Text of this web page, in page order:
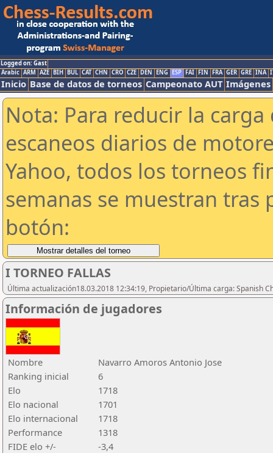
Logged on: Gast
Arabic ARM AZE BIH BUL CAT CHN CRO CZE DEN ENG ESP FAI FIN FRA GER GRE INA
Inicio Base de datos de torneos Campeonato AUT Imágenes
Nota: Para reducir la
escaneos diarios de
Yahoo, todos los torneos
semanas se muestran tras
botón:
I TORNEO FALLAS
Última actualización18.03.2018 12:34:19, Propietario/Última carga: Spanish
Información de jugadores
Nombre
Navarro Amoros Antonio Jose
Ranking inicial
6
Elo
1718
Elo nacional
1701
Elo internacional
1718
Performance
1318
FIDE elo +/-
-3,4